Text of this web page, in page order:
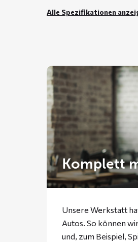
Alle Spezifikationen
Komplett
Unsere Werkstatt
Autos. So können
und, zum Beispiel,